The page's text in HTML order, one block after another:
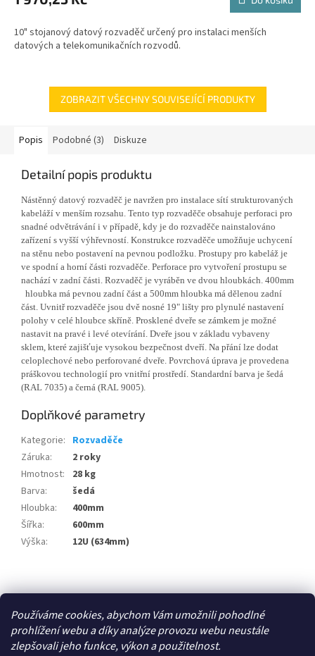
Používáme cookies, abychom Vám umožnili pohodlné
prohlížení webu a díky analýze provozu webu neustále
zlepšovali jeho funkce, výkon a použitelnost.
10" stojanový datový rozvaděč určený pro instalaci menších
datových a telekomunikačních rozvodů.
ZOBRAZIT VŠECHNY SOUVISEJÍCÍ PRODUKTY
Popis Podobné (3) Diskuze
Detailní popis produktu
Nástěnný datový rozvaděč je navržen pro instalace sítí strukturovaných
kabeláží v menším rozsahu. Tento typ rozvaděče obsahuje perforaci pro
snadné odvětrávání i v případě, kdy je do rozvaděče nainstalováno
zařízení s vyšší výhřevností. Konstrukce rozvaděče umožňuje uchycení
na stěnu nebo postavení na pevnou podložku. Prostupy pro kabeláž je
ve spodní a horní části rozvaděče. Perforace pro vytvoření prostupu se
nachází v zadní části. Rozvaděč je vyráběn ve dvou hloubkách. 400mm
hloubka má pevnou zadní část a 500mm hloubka má dělenou zadní
část. Uvnitř rozvaděče jsou dvě nosné 19" lišty pro plynulé nastavení
polohy v celé hloubce skříně. Prosklené dveře se zámkem je možné
nastavit na pravé i levé otevírání. Dveře jsou v základu vybaveny
sklem, které zajišťuje vysokou bezpečnost dveří. Na přání lze dodat
celoplechové nebo perforované dveře. Povrchová úprava je provedena
práškovou technologií pro vnitřní prostředí. Standardní barva je šedá
(RAL 7035) a černá (RAL 9005).
Doplňkové parametry
Kategorie: Rozvaděče
Záruka:
2 roky
Hmotnost:
28 kg
Barva:
šedá
Hloubka:
400mm
Šířka:
600mm
Výška: 12U (634mm)
á